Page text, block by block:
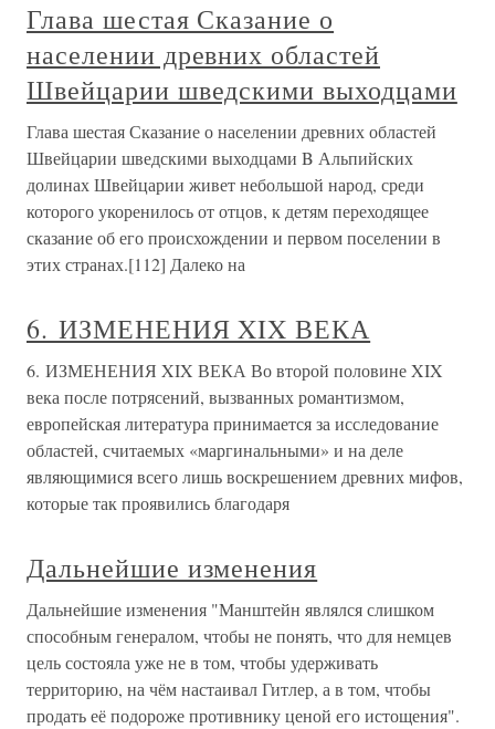
Глава шестая Сказание о
населении древних областей
Швейцарии шведскими выходцами
Глава шестая Сказание о населении древних областей
Швейцарии шведскими выходцами B Альпийских
долинах Швейцарии живет небольшой народ, среди
которого укоренилось от отцов, к детям переходящее
сказание об его происхождении и первом поселении в
этих странах.[112] Далеко на
6. ИЗМЕНЕНИЯ XIX ВЕКА
6. ИЗМЕНЕНИЯ XIX ВЕКА Во второй половине XIX
века после потрясений, вызванных романтизмом,
европейская литература принимается за исследование
областей, считаемых «маргинальными» и на деле
являющимися всего лишь воскрешением древних мифов,
которые так проявились благодаря
Дальнейшие изменения
Дальнейшие изменения "Манштейн являлся слишком
способным генералом, чтобы не понять, что для немцев
цель состояла уже не в том, чтобы удерживать
территорию, на чём настаивал Гитлер, а в том, чтобы
продать её подороже противнику ценой его истощения".